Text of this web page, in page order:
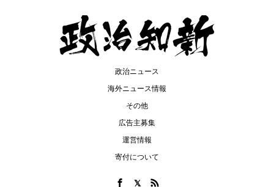
政治ニュース
海外ニュース情報
その他
広告主募集
運営情報
寄付について